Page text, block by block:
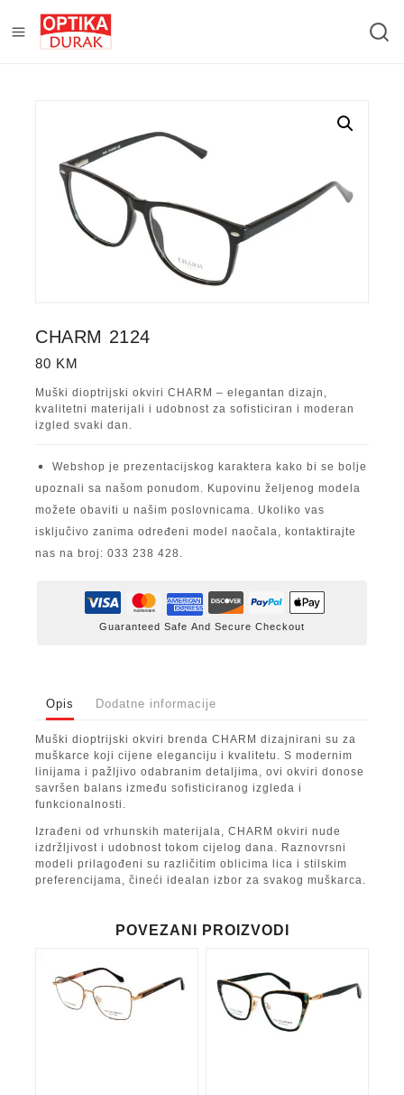
CHARM 2124
80 KM
Muški dioptrijski okviri CHARM – elegantan dizajn,
kvalitetni materijali i udobnost za sofisticiran i moderan
izgled svaki dan.
Webshop je prezentacijskog karaktera kako bi se bolje
upoznali sa našom ponudom. Kupovinu željenog modela
možete obaviti u našim poslovnicama. Ukoliko vas
isključivo zanima određeni model naočala, kontaktirajte
nas na broj: 033 238 428.
Guaranteed Safe And Secure Checkout
Opis Dodatne informacije
Muški dioptrijski okviri brenda CHARM dizajnirani su za
muškarce koji cijene eleganciju i kvalitetu. S modernim
linijama i pažljivo odabranim detaljima, ovi okviri donose
savršen balans između sofisticiranog izgleda i
funkcionalnosti.
Izrađeni od vrhunskih materijala, CHARM okviri nude
izdržljivost i udobnost tokom cijelog dana. Raznovrsni
modeli prilagođeni su različitim oblicima lica i stilskim
preferencijama, čineći idealan izbor za svakog muškarca.
POVEZANI PROIZVODI